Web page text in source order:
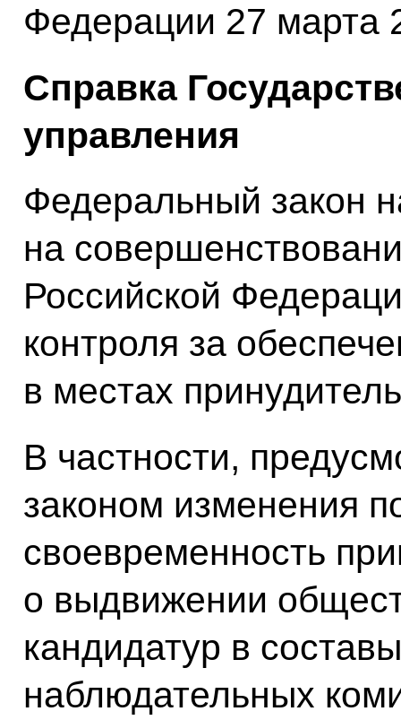
Федерации 27 марта
Справка
управления
Федеральный закон
на
Российской
контроля за
в местах
В частности,
законом изменения
своевременность
о выдвижении
кандидатур в
наблюдательных